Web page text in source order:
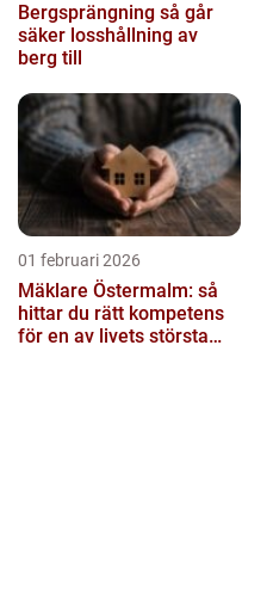
Bergsprängning så går
säker losshållning av
berg till
01 februari 2026
Mäklare Östermalm: så
hittar du rätt kompetens
för en av livets största